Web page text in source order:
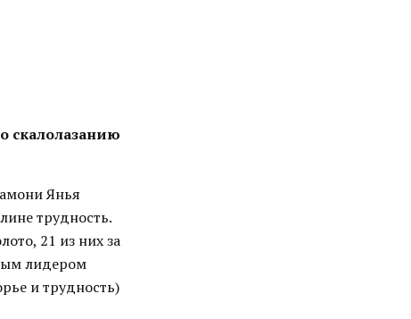
скалолазанию
Янья
трудность.
21 из них за
лидером
и трудность)